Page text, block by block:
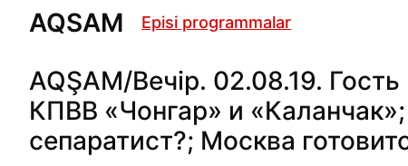
AQSAM Episi programmalar
AQŞAM/Вечір. 02.08.19.
КПВВ «Чонгар» и
сепаратист?; Москва